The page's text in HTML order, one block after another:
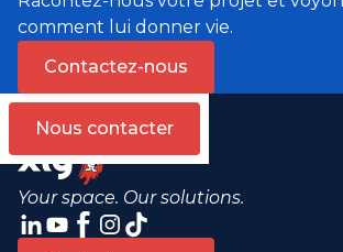
comment lui donner vie.
Contactez-nous
Nous contacter
Your space. Our solutions.